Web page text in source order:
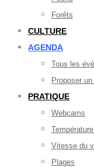
Forêts
CULTURE
AGENDA
Tous les
Proposer
PRATIQUE
Webcams
Vitesse du
Plages